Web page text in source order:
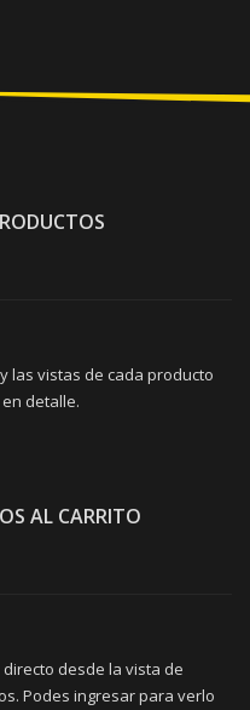
las vistas de cada producto
detalle.
AL CARRITO
desde la vista de
Podes ingresar para verlo